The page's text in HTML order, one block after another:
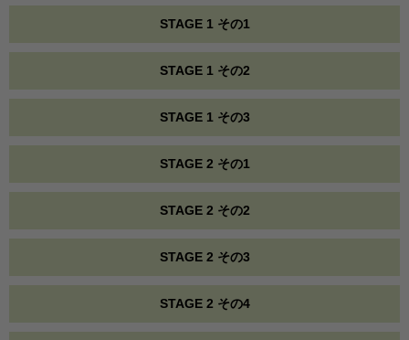
STAGE 1 その1
STAGE 1 その2
STAGE 1 その3
STAGE 2 その1
STAGE 2 その2
STAGE 2 その3
STAGE 2 その4